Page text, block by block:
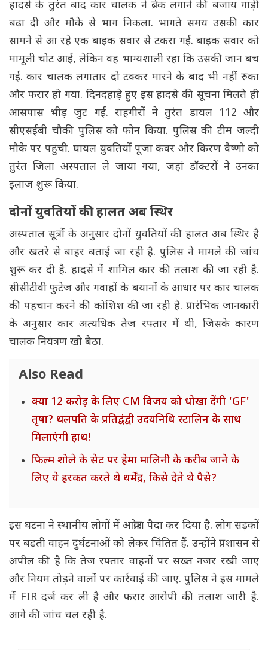
हादसे के तुरंत बाद कार चालक ने ब्रेक लगाने की बजाय गाड़ी
बढ़ा दी और मौके से भाग निकला. भागते समय उसकी कार
सामने से आ रहे एक बाइक सवार से टकरा गई. बाइक सवार को
मामूली चोट आई, लेकिन वह भाग्यशाली रहा कि उसकी जान बच
गई. कार चालक लगातार दो टक्कर मारने के बाद भी नहीं रुका
और फरार हो गया. दिनदहाड़े हुए इस हादसे की सूचना मिलते ही
आसपास भीड़ जुट गई. राहगीरों ने तुरंत डायल 112 और
सीएसईबी चौकी पुलिस को फोन किया. पुलिस की टीम जल्दी
मौके पर पहुंची. घायल युवतियों पूजा कंवर और किरण वैष्णो को
तुरंत जिला अस्पताल ले जाया गया, जहां डॉक्टरों ने उनका
इलाज शुरू किया.
दोनों युवतियों की हालत अब स्थिर
अस्पताल सूत्रों के अनुसार दोनों युवतियों की हालत अब स्थिर है
और खतरे से बाहर बताई जा रही है. पुलिस ने मामले की जांच
शुरू कर दी है. हादसे में शामिल कार की तलाश की जा रही है.
सीसीटीवी फुटेज और गवाहों के बयानों के आधार पर कार चालक
की पहचान करने की कोशिश की जा रही है. प्रारंभिक जानकारी
के अनुसार कार अत्यधिक तेज रफ्तार में थी, जिसके कारण
चालक नियंत्रण खो बैठा.
Also Read
क्या 12 करोड़ के लिए CM विजय को धोखा देंगी 'GF'
तृषा? थलपति के प्रतिद्वंद्वी उदयनिधि स्टालिन के साथ
मिलाएंगी हाथ!
फिल्म शोले के सेट पर हेमा मालिनी के करीब जाने के
लिए ये हरकत करते थे धर्मेंद्र, किसे देते थे पैसे?
इस घटना ने स्थानीय लोगों में आक्रोश पैदा कर दिया है. लोग सड़कों
पर बढ़ती वाहन दुर्घटनाओं को लेकर चिंतित हैं. उन्होंने प्रशासन से
अपील की है कि तेज रफ्तार वाहनों पर सख्त नजर रखी जाए
और नियम तोड़ने वालों पर कार्रवाई की जाए. पुलिस ने इस मामले
में FIR दर्ज कर ली है और फरार आरोपी की तलाश जारी है.
आगे की जांच चल रही है.